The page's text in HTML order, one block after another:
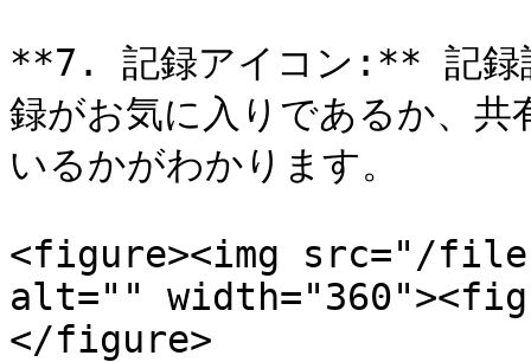
**7. 記録アイコン:** 記録
録がお気に入りであるか、
いるかがわかります。
<figure><img src="/
alt=""
</figure>